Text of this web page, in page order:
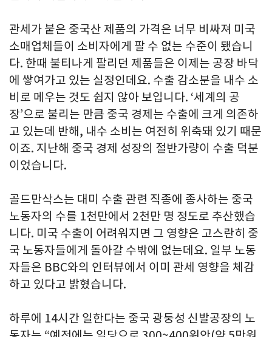
관세가 붙은 중국산 제품의 가격은 너무 비싸져 미국
소매업체들이 소비자에게 팔 수 없는 수준이 됐습니
다. 한때 불티나게 팔리던 제품들은 이제는 공장 바닥
에 쌓여가고 있는 실정인데요. 수출 감소분을 내수 소
비로 메우는 것도 쉽지 않아 보입니다. ‘세계의 공
장’으로 불리는 만큼 중국 경제는 수출에 크게 의존하
고 있는데 반해, 내수 소비는 여전히 위축돼 있기 때문
이죠. 지난해 중국 경제 성장의 절반가량이 수출 덕분
이었습니다.
골드만삭스는 대미 수출 관련 직종에 종사하는 중국
노동자의 수를 1천만에서 2천만 명 정도로 추산했습
니다. 미국 수출이 어려워지면 그 영향은 고스란히 중
국 노동자들에게 돌아갈 수밖에 없는데요. 일부 노동
자들은 BBC와의 인터뷰에서 이미 관세 영향을 체감
하고 있다고 밝혔습니다.
하루에 14시간 일한다는 중국 광둥성 신발공장의 노